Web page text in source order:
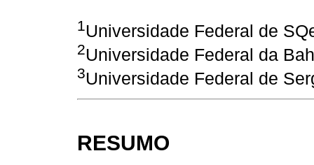
1 Universidade Federal de
2Universidade Federal da
3Universidade Federal de
RESUMO